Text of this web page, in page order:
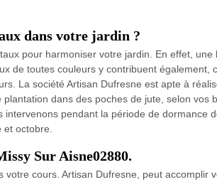
dans votre jardin ?
pour harmoniser votre jardin. En effet,
de toutes couleurs y contribuent également,
La société Artisan Dufresne est apte à
dans des poches de jute, selon vos
intervenons pendant la période de dormance
et octobre.
Sur Aisne02880.
votre cours. Artisan Dufresne, peut accomplir